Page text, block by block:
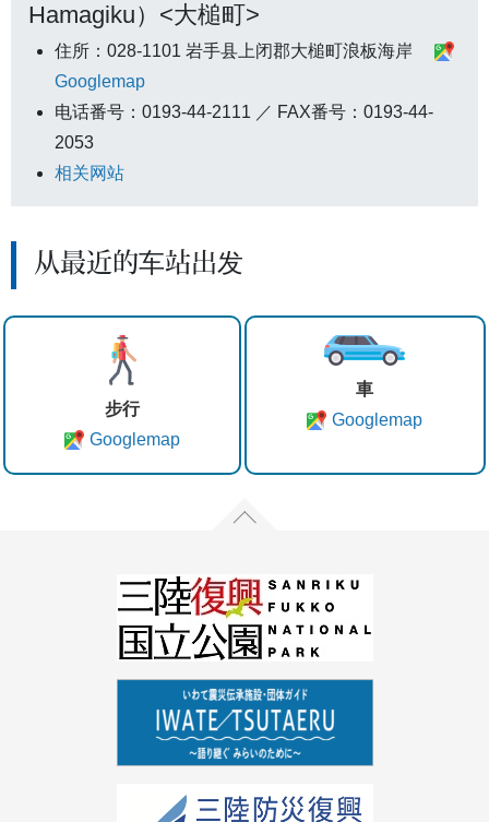
Hamagiku）<大槌町>
住所：028-1101 岩手县上闭郡大槌町浪板海岸
Googlemap
电话番号：0193-44-2111 ／ FAX番号：0193-44-
2053
相关网站
从最近的车站出发
步行
Googlemap
車
Googlemap